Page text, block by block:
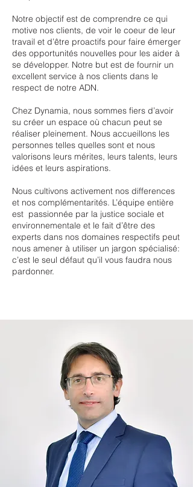
Notre objectif est de comprendre ce qui
motive nos clients, de voir le coeur de leur
travail et d’être proactifs pour faire émerger
des opportunités nouvelles pour les aider à
se développer. Notre but est de fournir un
excellent service à nos clients dans le
respect de notre ADN.
Chez Dynamia, nous sommes fiers d’avoir
su créer un espace où chacun peut se
réaliser pleinement. Nous accueillons les
personnes telles quelles sont et nous
valorisons leurs mérites, leurs talents, leurs
idées et leurs aspirations.
Nous cultivons activement nos differences
et nos complémentarités. L’équipe entière
est passionnée par la justice sociale et
environnementale et le fait d’être des
experts dans nos domaines respectifs peut
nous amener à utiliser un jargon spécialisé:
c’est le seul défaut qu’il vous faudra nous
pardonner.